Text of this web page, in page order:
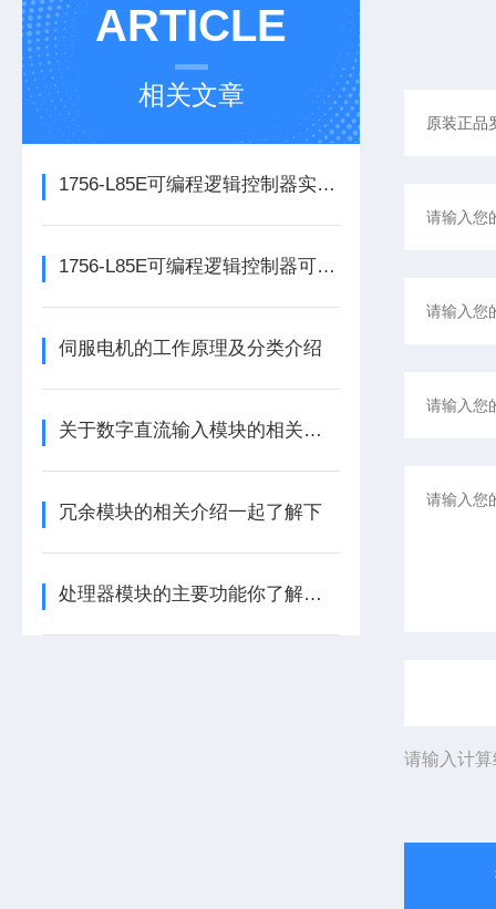
ARTICLE
相关文章
1756-L85E可编程逻辑控制器实操应用常见问题分析及解决方法探讨
1756-L85E可编程逻辑控制器可满足多行业自动化精准控制需求
伺服电机的工作原理及分类介绍
关于数字直流输入模块的相关介绍
冗余模块的相关介绍一起了解下
处理器模块的主要功能你了解多少呢
请输入计